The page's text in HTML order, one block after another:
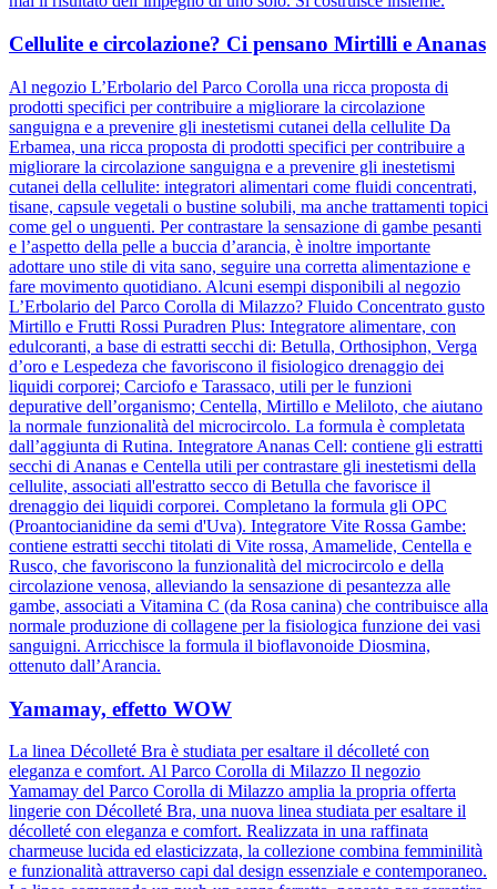
Cellulite e circolazione? Ci pensano Mirtilli e Ananas
Al negozio L’Erbolario del Parco Corolla una ricca proposta di
prodotti specifici per contribuire a migliorare la circolazione
sanguigna e a prevenire gli inestetismi cutanei della cellulite Da
Erbamea, una ricca proposta di prodotti specifici per contribuire a
migliorare la circolazione sanguigna e a prevenire gli inestetismi
cutanei della cellulite: integratori alimentari come fluidi concentrati,
tisane, capsule vegetali o bustine solubili, ma anche trattamenti topici
come gel o unguenti. Per contrastare la sensazione di gambe pesanti
e l’aspetto della pelle a buccia d’arancia, è inoltre importante
adottare uno stile di vita sano, seguire una corretta alimentazione e
fare movimento quotidiano. Alcuni esempi disponibili al negozio
L’Erbolario del Parco Corolla di Milazzo? Fluido Concentrato gusto
Mirtillo e Frutti Rossi Puradren Plus: Integratore alimentare, con
edulcoranti, a base di estratti secchi di: Betulla, Orthosiphon, Verga
d’oro e Lespedeza che favoriscono il fisiologico drenaggio dei
liquidi corporei; Carciofo e Tarassaco, utili per le funzioni
depurative dell’organismo; Centella, Mirtillo e Meliloto, che aiutano
la normale funzionalità del microcircolo. La formula è completata
dall’aggiunta di Rutina. Integratore Ananas Cell: contiene gli estratti
secchi di Ananas e Centella utili per contrastare gli inestetismi della
cellulite, associati all'estratto secco di Betulla che favorisce il
drenaggio dei liquidi corporei. Completano la formula gli OPC
(Proantocianidine da semi d'Uva). Integratore Vite Rossa Gambe:
contiene estratti secchi titolati di Vite rossa, Amamelide, Centella e
Rusco, che favoriscono la funzionalità del microcircolo e della
circolazione venosa, alleviando la sensazione di pesantezza alle
gambe, associati a Vitamina C (da Rosa canina) che contribuisce alla
normale produzione di collagene per la fisiologica funzione dei vasi
sanguigni. Arricchisce la formula il bioflavonoide Diosmina,
ottenuto dall’Arancia.
Yamamay, effetto WOW
La linea Décolleté Bra è studiata per esaltare il décolleté con
eleganza e comfort. Al Parco Corolla di Milazzo Il negozio
Yamamay del Parco Corolla di Milazzo amplia la propria offerta
lingerie con Décolleté Bra, una nuova linea studiata per esaltare il
décolleté con eleganza e comfort. Realizzata in una raffinata
charmeuse lucida ed elasticizzata, la collezione combina femminilità
e funzionalità attraverso capi dal design essenziale e contemporaneo.